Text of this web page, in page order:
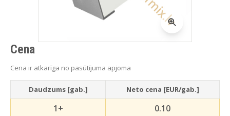
Cena
Cena ir atkarīga no pasūtījuma apjoma
Daudzums [gab.] Neto cena [EUR/gab.]
1+
0.10